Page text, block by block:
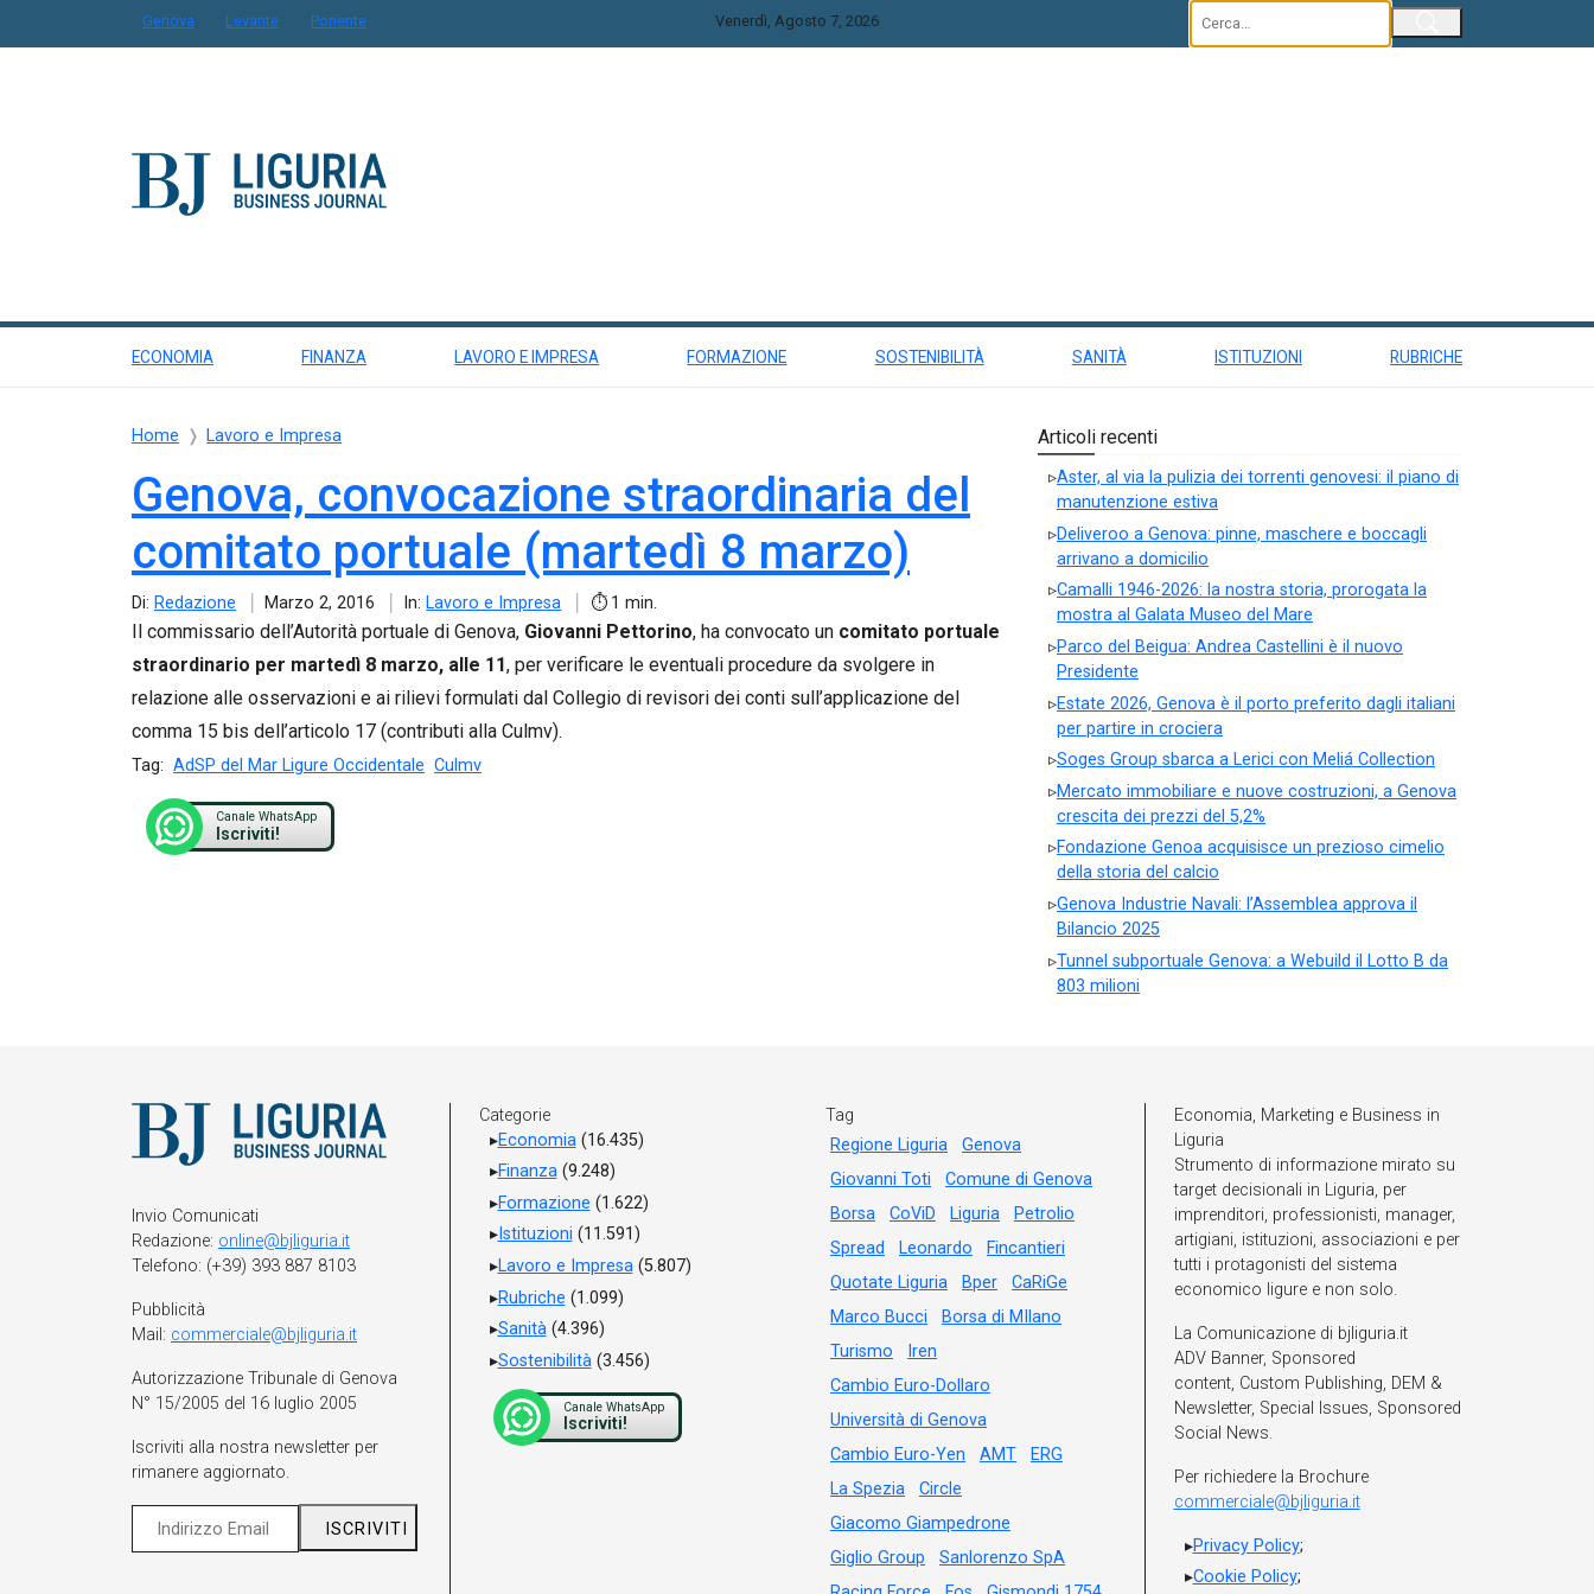
Genova Levante Ponente Venerdì, Agosto 7, 2026
ECONOMIA FINANZA LAVORO E IMPRESA FORMAZIONE SOSTENIBILITÀ SANITÀ ISTITUZIONI RUBRICHE
Home Lavoro e Impresa
Genova, convocazione straordinaria del
comitato portuale (martedì 8 marzo)
Di: Redazione Marzo 2, 2016 In: Lavoro e Impresa 1 min.
Il commissario dell’Autorità portuale di Genova, Giovanni Pettorino, ha convocato un comitato portuale
straordinario per martedì 8 marzo, alle 11, per verificare le eventuali procedure da svolgere in
relazione alle osservazioni e ai rilievi formulati dal Collegio di revisori dei conti sull’applicazione del
comma 15 bis dell’articolo 17 (contributi alla Culmv).
Tag: AdSP del Mar Ligure Occidentale Culmv
Canale WhatsApp
Iscriviti!
Articoli recenti
Aster, al via la pulizia dei torrenti genovesi: il piano di
manutenzione estiva
Deliveroo a Genova: pinne, maschere e boccagli
arrivano a domicilio
Camalli 1946-2026: la nostra storia, prorogata la
mostra al Galata Museo del Mare
Parco del Beigua: Andrea Castellini è il nuovo
Presidente
Estate 2026, Genova è il porto preferito dagli italiani
per partire in crociera
Soges Group sbarca a Lerici con Meliá Collection
Mercato immobiliare e nuove costruzioni, a Genova
crescita dei prezzi del 5,2%
Fondazione Genoa acquisisce un prezioso cimelio
della storia del calcio
Genova Industrie Navali: l’Assemblea approva il
Bilancio 2025
Tunnel subportuale Genova: a Webuild il Lotto B da
803 milioni
Invio Comunicati
Redazione: online@bjliguria.it
Telefono: (+39) 393 887 8103
Pubblicità
Mail: commerciale@bjliguria.it
Autorizzazione Tribunale di Genova
N° 15/2005 del 16 luglio 2005
Iscriviti alla nostra newsletter per
rimanere aggiornato.
Categorie
Economia(16.435)
Finanza(9.248)
Formazione (1.622)
Istituzioni (11.591)
Lavoro e Impresa(5.807)
Rubriche (1.099)
Sanità(4.396)
Sostenibilità(3.456)
Canale WhatsApp
Iscriviti!
Tag
Regione Liguria
Genova
Giovanni Toti
Comune di Genova
Borsa
CoViD Liguria
Petrolio
Spread
Leonardo
Fincantieri
Quotate Liguria
Bper
CaRiGe
Marco Bucci
Borsa di MIlano
Turismo
Iren
Cambio Euro-Dollaro
Università di Genova
Cambio Euro-Yen
AMT
ERG
La Spezia
Circle
Giacomo Giampedrone
Giglio Group
Sanlorenzo SpA
Economia, Marketing e Business in
Liguria
Strumento di informazione mirato su
target decisionali in Liguria, per
imprenditori, professionisti, manager,
artigiani, istituzioni, associazioni e per
tutti i protagonisti del sistema
economico ligure e non solo.
La Comunicazione di bjliguria.it
ADV Banner, Sponsored
content, Custom Publishing, DEM &
Newsletter, Special Issues, Sponsored
Social News.
Per richiedere la Brochure
commerciale@bjliguria.it
Privacy Policy;
Cookie Policy;